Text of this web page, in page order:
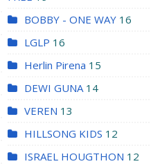
BOBBY - ONE WAY 16
LGLP 16
Herlin Pirena 15
DEWI GUNA 14
VEREN 13
HILLSONG KIDS 12
ISRAEL HOUGTHON 12